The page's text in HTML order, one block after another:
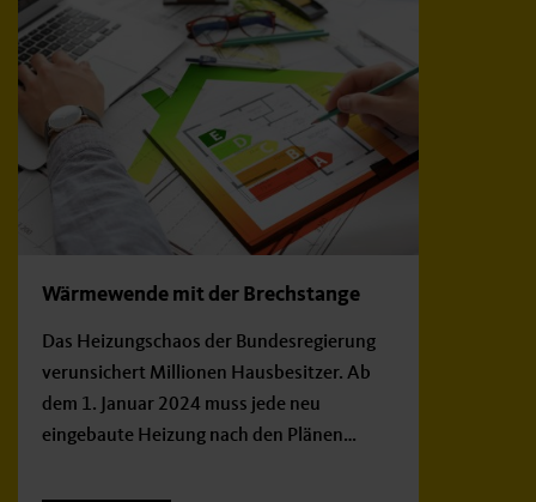
Wärmewende mit der Brechstange
Das Heizungschaos der Bundesregierung
verunsichert Millionen Hausbesitzer. Ab
dem 1. Januar 2024 muss jede neu
eingebaute Heizung nach den Plänen…